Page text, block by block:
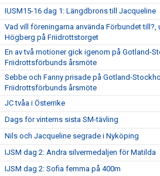
IUSM15-16 dag 1: Längdbrons till Jacqueline
Vad vill föreningarna använda Förbundet till?,
Högberg på Friidrottstorget
En av två motioner gick igenom på Gotland-
Friidrottsförbunds årsmöte
Sebbe och Fanny prisade på Gotland-
Friidrottsförbunds årsmöte
JC tvåa i Österrike
Dags för vinterns sista SM-tävling
Nils och Jacqueline segrade i Nyköping
IJSM dag 2: Andra silvermedaljen för Matilda
IJSM dag 2: Sofia femma på 400m